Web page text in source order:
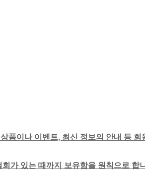
품이나 이벤트, 최신 정보의 안내 등
가 있는 때까지 보유함을 원칙으로 합